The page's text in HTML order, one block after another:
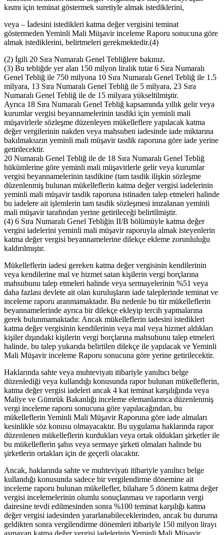
kısmı için teminat göstermek suretiyle almak istediklerini,
veya – İadesini istedikleri katma değer vergisini teminat
göstermeden Yeminli Mali Müşavir inceleme Raporu sonucuna göre
almak istediklerini, belirtmeleri gerekmektedir.(4)
(2) İgili 20 Sıra Numaralı Genel Tebliğlere bakınız.
(3) Bu tebliğde yer alan 150 milyon liralık tutar 6 Sıra Numaralı
Genel Tebliğ ile 750 milyona 10 Sıra Numaralı Genel Tebliğ ile 1.5
milyara, 13 Sıra Numaralı Genel Tebliğ ile 5 milyara, 23 Sıra
Numaralı Genel Tebliğ ile de 15 milyara yükseltilmiştir.
Ayrıca 18 Sıra Numaralı Genel Tebliğ kapsamında yıllık gelir veya
kurumlar vergisi beyannamelerinin tasdiki için yeminli mali
müşavirlerle sözleşme düzenleyen mükelleflere yapılacak katma
değer vergilerinin nakden veya mahsuben iadesinde iade miktarına
bakılmaksızın yeminli mali müşavir tasdik raporuna göre iade yerine
getirilecektir.
20 Numaralı Genel Tebliğ ile de 18 Sıra Numaralı Genel Tebliğ
hükümlerine göre yeminli mali müşavirlerle gelir veya kurumlar
vergisi beyannamelerinin tasdikine (tam tasdik ilişkin sözleşme
düzenlenmiş bulunan mükelleflerin katma değer vergisi iadelerinin
yeminli mali müşavir tasdik raporuna istinaden talep etmeleri halinde
bu iadelere ait işlemlerin tam tasdik sözleşmesi imzalanan yeminli
mali müşavir tarafından yerine getirileceği belirtilmiştir.
(4) 6 Sıra Numaralı Genel Tebliğin II/B bölümüyle katma değer
vergisi iadelerini yeminli mali müşavir raporuyla almak isteyenlerin
katma değer vergisi beyannamelerine dilekçe ekleme zorunluluğu
kaldırılmıştır.
Mükelleflerin iadesi gereken katma değer vergisinin kendilerinin
veya kendilerine mal ve hizmet satan kişilerin vergi borçlarına
mahsubunu talep etmeleri halinde veya sermayelerinin %51 veya
daha fazlası devlete ait olan kuruluşların iade taleplerinde teminat ve
inceleme raporu aranmamaktadır. Bu nedenle bu tür mükelleflerin
beyannamelerinde ayrıca bir dilekçe ekleyip tercih yapmalarına
gerek bulunmamaktadır. Ancak mükelleflerin iadesini istedikleri
katma değer vergisinin kendilerinin veya mal veya hizmet aldıkları
kişiler dışındaki kişilerin vergi borçlarına mahsubunu talep etmeleri
halinde, bu talep yukarıda belirtilen dilekçe ile yapılacak ve Yeminli
Mali Müşavir inceleme Raporu sonucuna göre yerine getirilecektir.
Haklarında sahte veya muhteviyatı itibariyle yanıltıcı belge
düzenlediği veya kullandığı konusunda rapor bulunan mükelleflerin,
katma değer vergisi iadeleri ancak 4 kat teminat karşılığında veya
Maliye ve Gümrük Bakanlığı inceleme elemanlarınca düzenlenmiş
vergi inceleme raporu sonucuna göre yapılacağından, bu
mükelleflerin Yeminli Mali Müşavir Raporuna göre iade almaları
kesinlikle söz konusu olmayacaktır. Bu uygulama haklarında rapor
düzenlenen mükelleflerin kurdukları veya ortak oldukları şirketler ile
bu mükelleflerin şahıs veya sermaye şirketi olmaları halinde bu
şirketlerin ortakları için de geçerli olacaktır.
Ancak, haklarında sahte ve muhteviyatı itibariyle yanıltıcı belge
kullandığı konusunda sadece bir vergilendirme dönemine ait
inceleme raporu bulunan mükellefler, bilahare 5 dönem katma değer
vergisi incelemelerinin olumlu sonuçlanması ve raporların vergi
dairesine tevdi edilmesinden sonra %100 teminat karşılığı katma
değer vergisi iadesinden yararlanabileceklerinden, ancak bu duruma
geldikten sonra vergilendirme dönemleri itibariyle 150 milyon lirayı